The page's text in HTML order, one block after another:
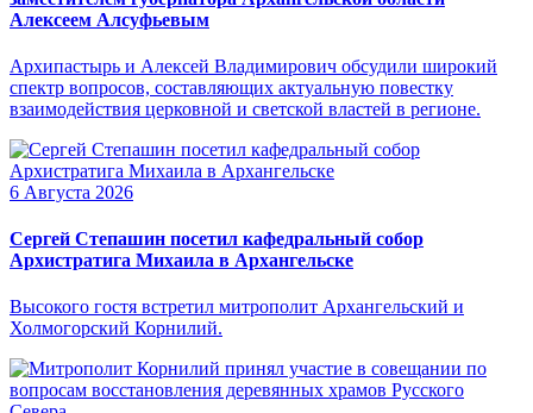
Алексеем Алсуфьевым
Архипастырь и Алексей Владимирович обсудили широкий
спектр вопросов, составляющих актуальную повестку
взаимодействия церковной и светской властей в регионе.
6 Августа 2026
Сергей Степашин посетил кафедральный собор
Архистратига Михаила в Архангельске
Высокого гостя встретил митрополит Архангельский и
Холмогорский Корнилий.